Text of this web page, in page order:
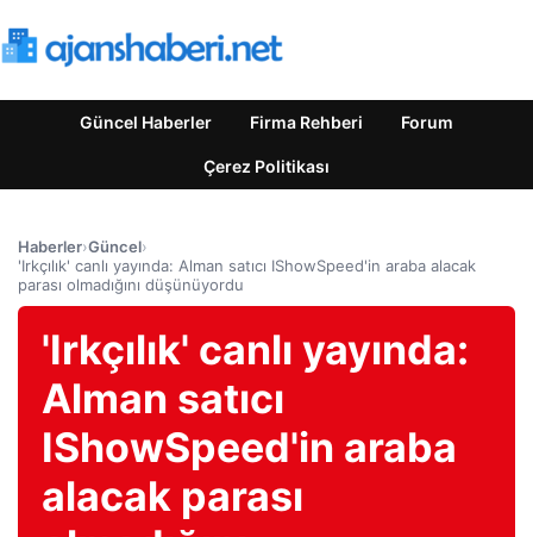
Güncel Haberler Firma Rehberi Forum
Çerez Politikası
Haberler›Güncel›
'Irkçılık' canlı yayında: Alman satıcı IShowSpeed'in araba alacak
parası olmadığını düşünüyordu
'Irkçılık' canlı yayında:
Alman satıcı
IShowSpeed'in araba
alacak parası